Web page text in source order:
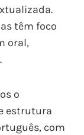
têm foco
oral,
o
estrutura
com